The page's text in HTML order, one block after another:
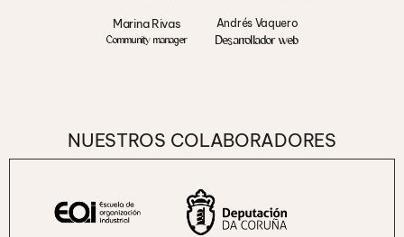
Marina Rivas
Community manager
Andrés Vaquero
Desarrollador web
NUESTROS COLABORADORES